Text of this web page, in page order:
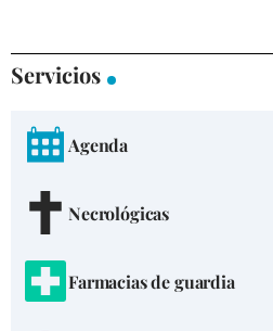
Servicios
Agenda
Necrológicas
Farmacias de guardia